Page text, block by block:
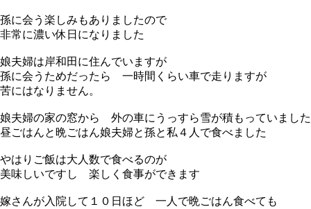
孫に会う楽しみもありましたので
非常に濃い休日になりました
娘夫婦は岸和田に住んでいますが
孫に会うためだったら 一時間くらい車で走りますが
苦にはなりません。
娘夫婦の家の窓から 外の車にうっすら雪が積もっていました
昼ごはんと晩ごはん娘夫婦と孫と私４人で食べました
やはりご飯は大人数で食べるのが
美味しいですし 楽しく食事ができます
嫁さんが入院して１０日ほど 一人で晩ごはん食べても